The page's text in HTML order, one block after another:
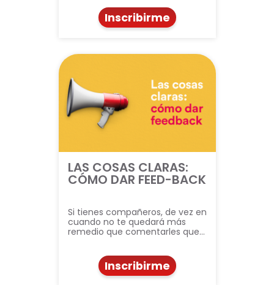
Inscribirme
LAS COSAS CLARAS:
CÓMO DAR FEED-BACK
Si tienes compañeros, de vez en
cuando no te quedará más
remedio que comentarles que…
Inscribirme